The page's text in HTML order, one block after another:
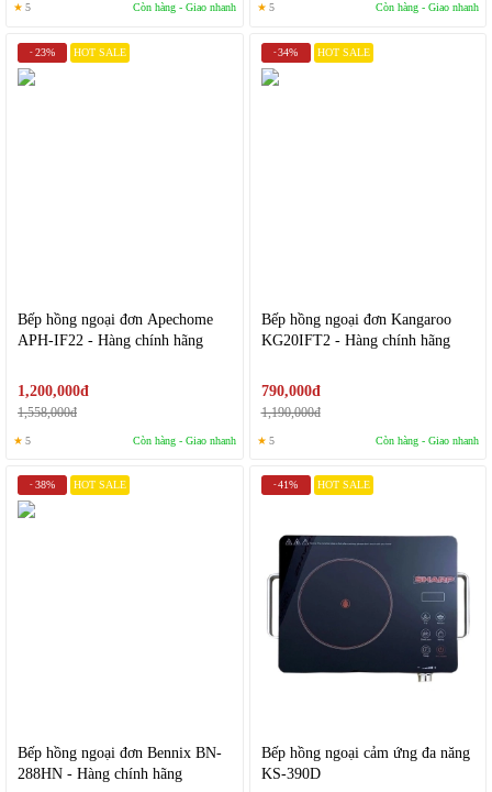
★ 5 Còn hàng - Giao nhanh ★ 5 Còn hàng - Giao nhanh
- 23% HOT SALE
Bếp hồng ngoại đơn Apechome
APH-IF22 - Hàng chính hãng
1,200,000đ
1,558,000đ
★ 5 Còn hàng - Giao nhanh
-34% HOT SALE
Bếp hồng ngoại đơn Kangaroo
KG20IFT2 - Hàng chính hãng
790,000đ
1,190,000đ
★ 5 Còn hàng - Giao nhanh
- 38% HOT SALE
Bếp hồng ngoại đơn Bennix BN-
288HN - Hàng chính hãng
-41% HOT SALE
Bếp hồng ngoại cảm ứng đa năng
KS-390D